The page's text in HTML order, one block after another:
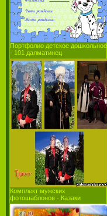
Портфолио детское дошкольное
- 101 далматинец
Комплект мужских
фотошаблонов - Казаки